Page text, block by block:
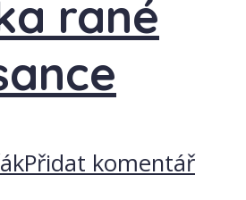
rané
Přidat komentář